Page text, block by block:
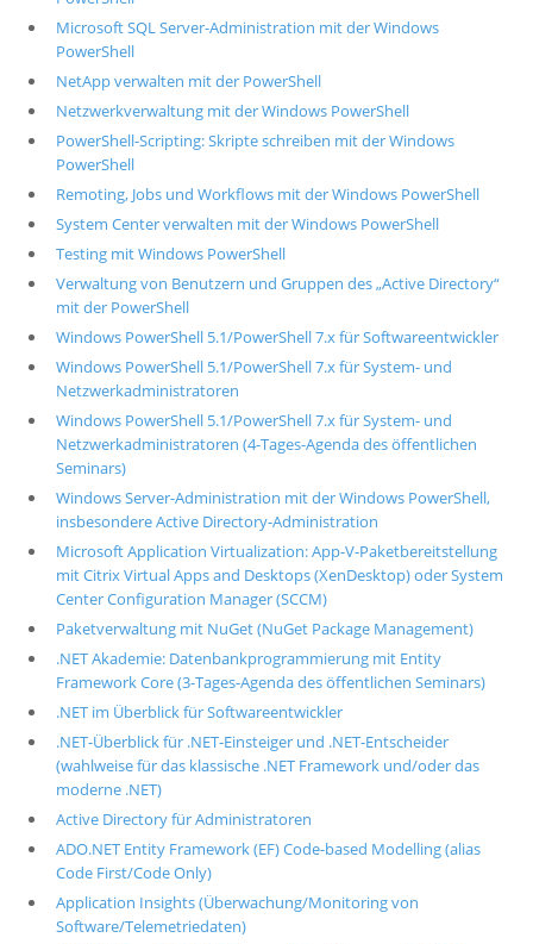
Microsoft SQL Server-Administration mit der Windows
PowerShell
NetApp verwalten mit der PowerShell
Netzwerkverwaltung mit der Windows PowerShell
PowerShell-Scripting: Skripte schreiben mit der Windows
PowerShell
Remoting, Jobs und Workflows mit der Windows PowerShell
System Center verwalten mit der Windows PowerShell
Testing mit Windows PowerShell
Verwaltung von Benutzern und Gruppen des „Active Directory“
mit der PowerShell
Windows PowerShell 5.1/PowerShell 7.x für Softwareentwickler
Windows PowerShell 5.1/PowerShell 7.x für System- und
Netzwerkadministratoren
Windows PowerShell 5.1/PowerShell 7.x für System- und
Netzwerkadministratoren (4-Tages-Agenda des öffentlichen
Seminars)
Windows Server-Administration mit der Windows PowerShell,
insbesondere Active Directory-Administration
Microsoft Application Virtualization: App-V-Paketbereitstellung
mit Citrix Virtual Apps and Desktops (XenDesktop) oder System
Center Configuration Manager (SCCM)
Paketverwaltung mit NuGet (NuGet Package Management)
.NET Akademie: Datenbankprogrammierung mit Entity
Framework Core (3-Tages-Agenda des öffentlichen Seminars)
.NET im Überblick für Softwareentwickler
.NET-Überblick für .NET-Einsteiger und .NET-Entscheider
(wahlweise für das klassische .NET Framework und/oder das
moderne .NET)
Active Directory für Administratoren
ADO.NET Entity Framework (EF) Code-based Modelling (alias
Code First/Code Only)
Application Insights (Überwachung/Monitoring von
Software/Telemetriedaten)